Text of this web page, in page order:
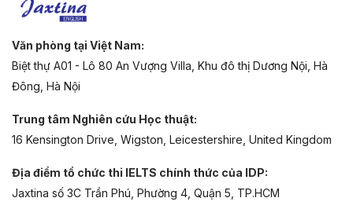
Văn phòng tại Việt Nam:
Biệt thự A01 - Lô 80 An Vượng Villa, Khu đô thị Dương Nội, Hà
Đông, Hà Nội
Trung tâm Nghiên cứu Học thuật:
16 Kensington Drive, Wigston, Leicestershire, United Kingdom
Địa điểm tổ chức thi IELTS chính thức của IDP:
Jaxtina số 3C Trần Phú, Phường 4, Quận 5, TP.HCM